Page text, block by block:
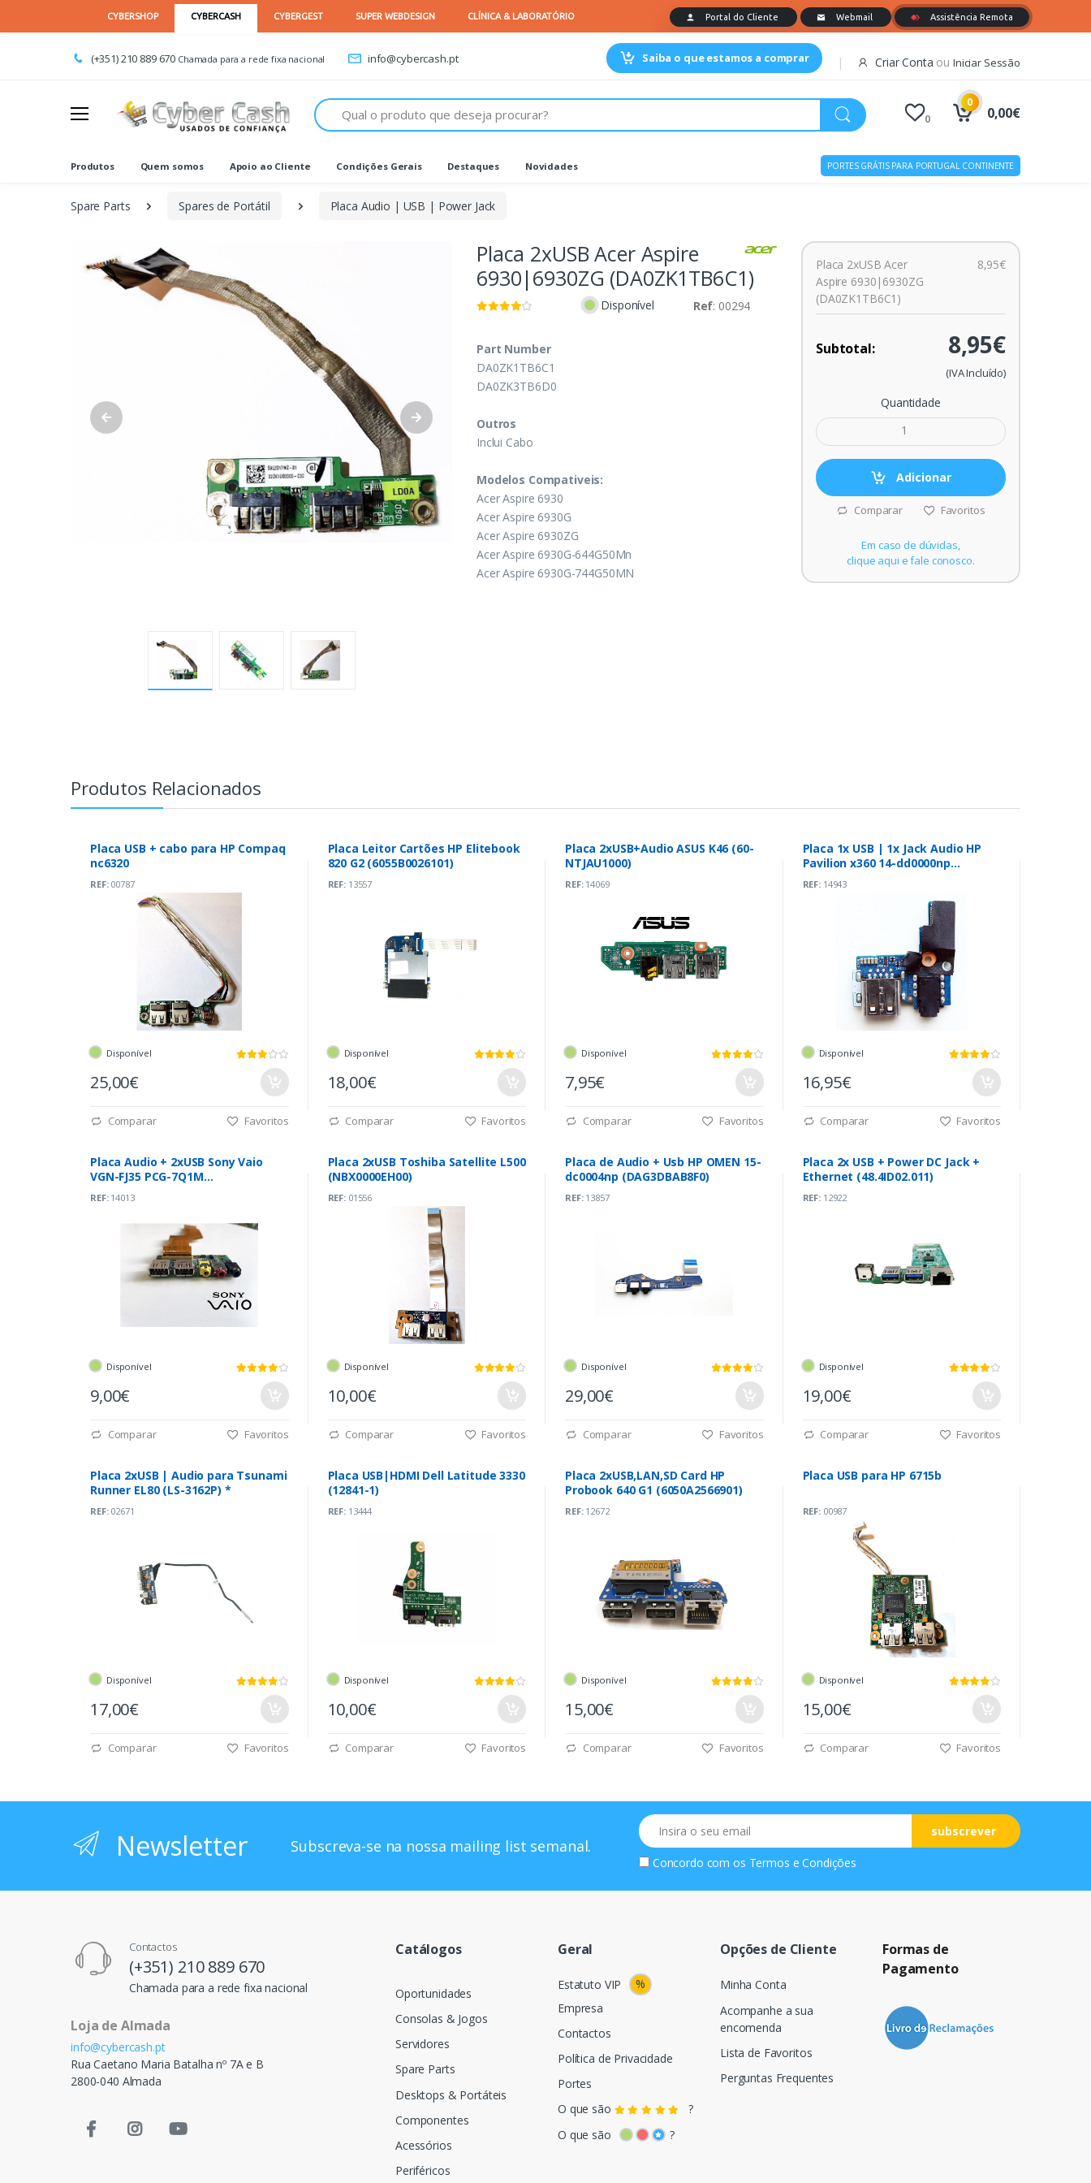
(+351) 210 889 670 Chamada para a rede fixa nacional info@cybercash.pt Saiba o que estamos a comprar Criar Conta ouIniciar Sessão
Procurar
0
0
0,00€
Produtos Quem somos Apoio ao Cliente Condições Gerais Destaques Novidades PORTES GRÁTIS PARA PORTUGAL CONTINENTE
Spare Parts Spares de Portátil Placa Audio | USB | Power Jack
Placa 2xUSB Acer Aspire
6930|6930ZG (DA0ZK1TB6C1)
Disponível Ref: 00294
Part Number
DA0ZK1TB6C1
DA0ZK3TB6D0
Outros
Inclui Cabo
Modelos Compativeis:
Acer Aspire 6930
Acer Aspire 6930G
Acer Aspire 6930ZG
Acer Aspire 6930G-644G50Mn
Acer Aspire 6930G-744G50MN
Placa 2xUSB Acer
Aspire 6930|6930ZG
(DA0ZK1TB6C1)
8,95€
Subtotal: 8,95€
(IVA Incluído)
Quantidade
Adicionar
Comparar Favoritos
Em caso de dúvidas,
clique aqui e fale conosco.
Produtos Relacionados
Placa USB + cabo para HP Compaq
nc6320
REF:00787
Disponível
25,00€
Comparar Favoritos
Placa Leitor Cartões HP Elitebook
820 G2 (6055B0026101)
REF:13557
Disponível
18,00€
Comparar Favoritos
Placa 2xUSB+Audio ASUS K46 (60-
NTJAU1000)
REF:14069
Disponível
7,95€
Comparar Favoritos
Placa 1x USB | 1x Jack Audio HP
Pavilion x360 14-dd0000np
(448.0E803.0011)
REF:14943
Disponível
16,95€
Comparar Favoritos
Placa Audio + 2xUSB Sony Vaio
VGN-FJ35 PCG-7Q1M
(22RD1AB0005)
REF:14013
Disponível
9,00€
Comparar Favoritos
Placa 2xUSB Toshiba Satellite L500
(NBX0000EH00)
REF:01556
Disponível
10,00€
Comparar Favoritos
Placa de Audio + Usb HP OMEN 15-
dc0004np (DAG3DBAB8F0)
REF:13857
Disponível
29,00€
Comparar Favoritos
Placa 2x USB + Power DC Jack +
Ethernet (48.4ID02.011)
REF:12922
Disponível
19,00€
Comparar Favoritos
Placa 2xUSB | Audio para Tsunami
Runner EL80 (LS-3162P) *
REF:02671
Disponível
17,00€
Comparar Favoritos
Placa USB|HDMI Dell Latitude 3330
(12841-1)
REF:13444
Disponível
10,00€
Comparar Favoritos
Placa 2xUSB,LAN,SD Card HP
Probook 640 G1 (6050A2566901)
REF:12672
Disponível
15,00€
Comparar Favoritos
Placa USB para HP 6715b
REF:00987
Disponível
15,00€
Comparar Favoritos
Newsletter Subscreva-se na nossa mailing list semanal.
Email
subscrever
Concordo com os Termos e Condições
Contactos
(+351) 210 889 670
Chamada para a rede fixa nacional
Loja de Almada
info@cybercash.pt
Rua Caetano Maria Batalha nº 7A e B
2800-040 Almada
Catálogos
Oportunidades
Consolas & Jogos
Servidores
Spare Parts
Desktops & Portáteis
Componentes
Acessórios
Periféricos
Geral
Estatuto VIP
%
Empresa
Contactos
Política de Privacidade
Portes
O que são
?
O que são
?
Opções de Cliente
Minha Conta
Acompanhe a sua
encomenda
Lista de Favoritos
Perguntas Frequentes
Formas de
Pagamento